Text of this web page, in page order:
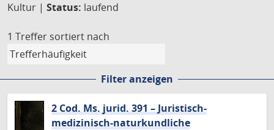
Kultur | Status: laufend
1 Treffer sortiert nach
Filter anzeigen
2 Cod. Ms. jurid. 391 – Juristisch-
medizinisch-naturkundliche